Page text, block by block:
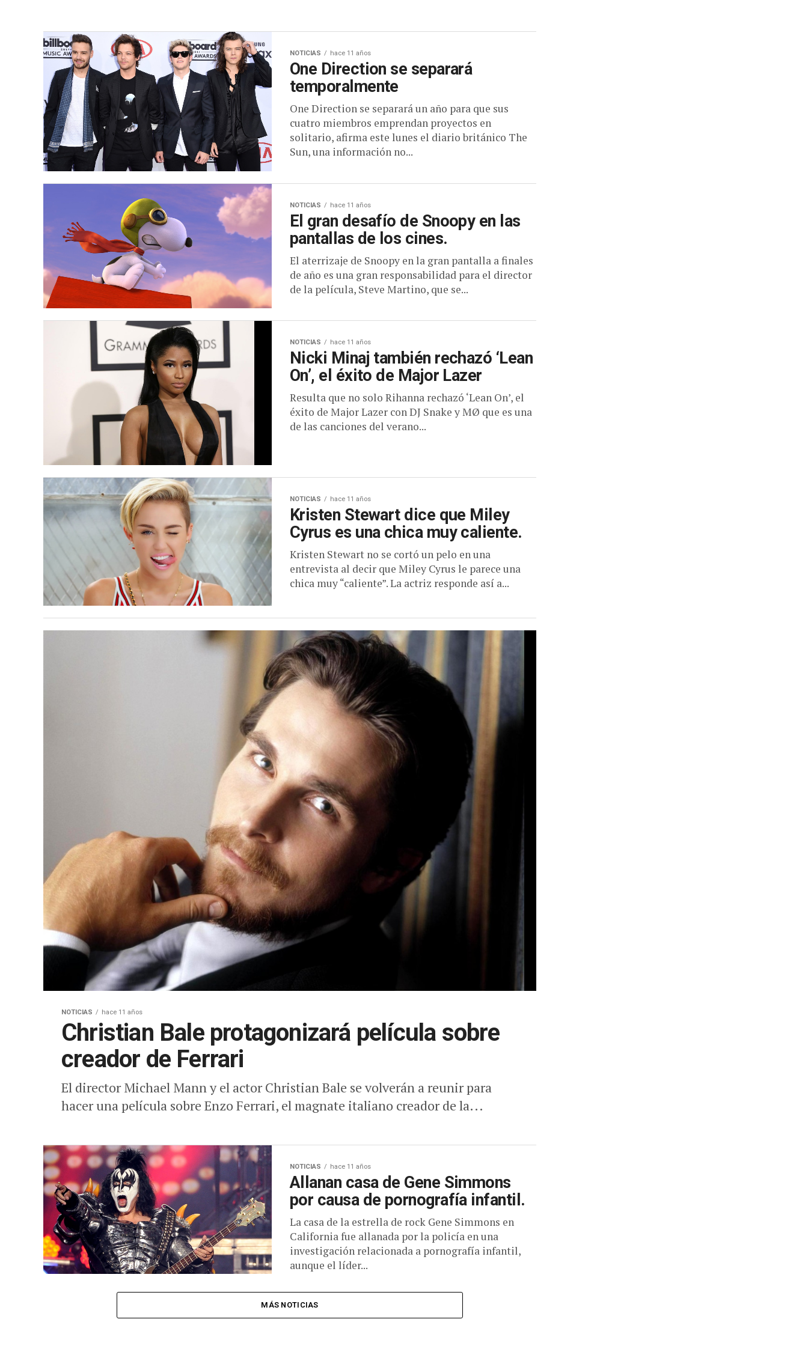
NOTICIAS hace 11 años
One Direction se separará
temporalmente
One Direction se separará un año para que sus
cuatro miembros emprendan proyectos en
solitario, afirma este lunes el diario británico The
Sun, una información no...
NOTICIAS hace 11 años
El gran desafío de Snoopy en las
pantallas de los cines.
El aterrizaje de Snoopy en la gran pantalla a finales
de año es una gran responsabilidad para el director
de la película, Steve Martino, que se...
NOTICIAS hace 11 años
Nicki Minaj también rechazó ‘Lean
On’, el éxito de Major Lazer
Resulta que no solo Rihanna rechazó ‘Lean On’, el
éxito de Major Lazer con DJ Snake y MØ que es una
de las canciones del verano...
NOTICIAS hace 11 años
Kristen Stewart dice que Miley
Cyrus es una chica muy caliente.
Kristen Stewart no se cortó un pelo en una
entrevista al decir que Miley Cyrus le parece una
chica muy “caliente”. La actriz responde así a...
NOTICIAS hace 11 años
Christian Bale protagonizará película sobre
creador de Ferrari
El director Michael Mann y el actor Christian Bale se volverán a reunir para
hacer una película sobre Enzo Ferrari, el magnate italiano creador de la...
NOTICIAS hace 11 años
Allanan casa de Gene Simmons
por causa de pornografía infantil.
La casa de la estrella de rock Gene Simmons en
California fue allanada por la policía en una
investigación relacionada a pornografía infantil,
aunque el líder...
MÁS NOTICIAS